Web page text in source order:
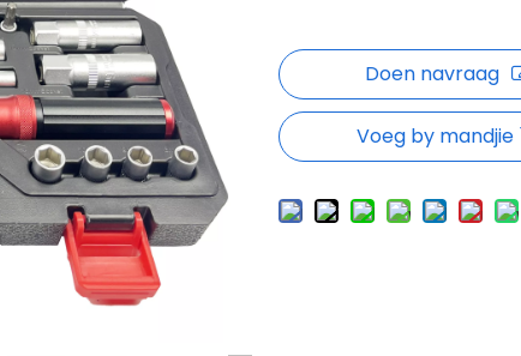
Doen navraag
Voeg by mandjie